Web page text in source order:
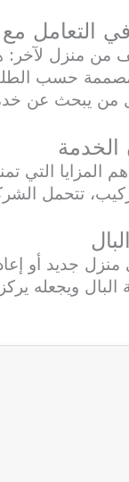
من منزل لآخر:
حسب
من يبحث عن
المزايا
تتحمل
منزل جديد أو
البال ويجعله